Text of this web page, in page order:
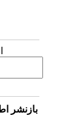
بازنشر